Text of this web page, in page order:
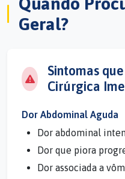
Geral?
Sintomas
Cirúrgica
Dor Abdominal Aguda
Dor abdominal
Dor que piora
Dor associada a